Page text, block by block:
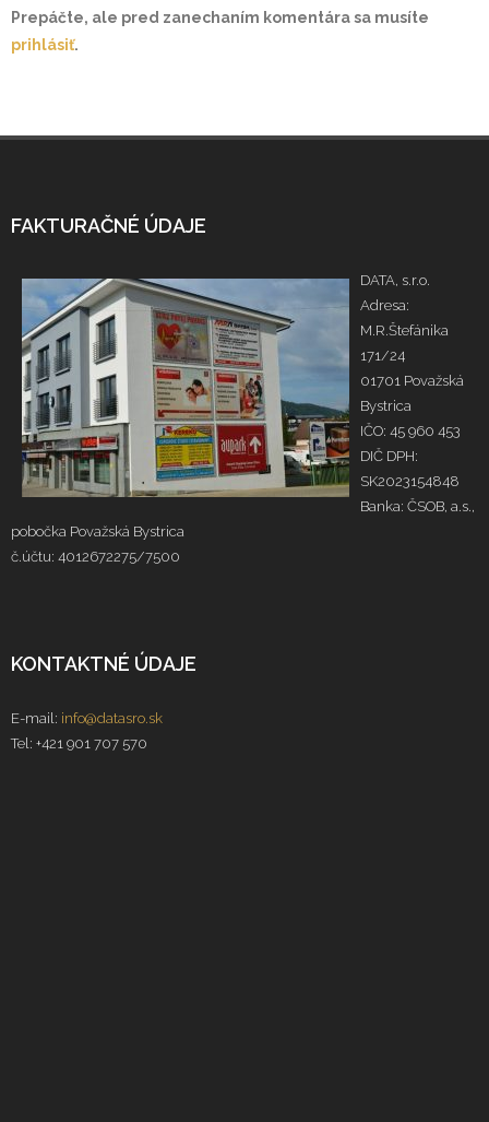
Prepáčte, ale pred zanechaním komentára sa musíte
prihlásiť.
FAKTURAČNÉ ÚDAJE
DATA, s.r.o.
Adresa:
M.R.Štefánika
171/24
01701 Považská
Bystrica
IČO: 45 960 453
DIČ DPH:
SK2023154848
Banka: ČSOB, a.s.,
pobočka Považská Bystrica
č.účtu: 4012672275/7500
KONTAKTNÉ ÚDAJE
E-mail: info@datasro.sk
Tel: +421 901 707 570